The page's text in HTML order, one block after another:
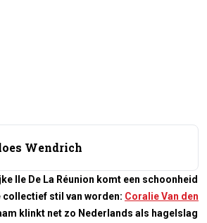
Wendrich
Ile De La Réunion komt een schoonheid
collectief stil van worden: Coralie Van den
klinkt net zo Nederlands als hagelslag